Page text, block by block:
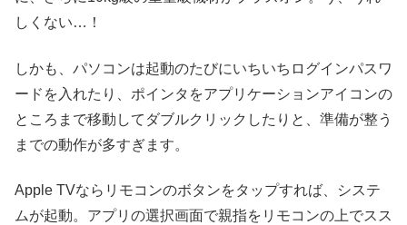
しくない…！
しかも、パソコンは起動のたびにいちいちログインパスワ
ードを入れたり、ポインタをアプリケーションアイコンの
ところまで移動してダブルクリックしたりと、準備が整う
までの動作が多すぎます。
Apple TVならリモコンのボタンをタップすれば、システ
ムが起動。アプリの選択画面で親指をリモコンの上でスス